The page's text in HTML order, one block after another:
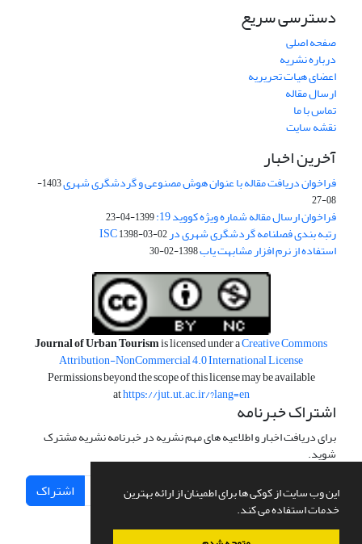
این وب سایت از کوکی ها برای اطمینان از ارائه بهترین
خدمات استفاده می کند.
دسترسی سریع
صفحه اصلی
درباره نشریه
اعضای هیات تحریریه
ارسال مقاله
تماس با ما
نقشه سایت
آخرین اخبار
فراخوان دریافت مقاله با عنوان هوش مصنوعی و گردشگری شهری
1403-
08-27
فراخوان ارسال مقاله شماره ویژه کووید 19: 1399-04-23
رتبه بندی فصلنامه گردشگری شهری در ISC1398-03-02
استفاده از نرم افزار مشابهت یاب1398-02-30
Journal of Urban Tourismis licensed under aCreative Commons
Attribution-NonCommercial 4.0 International License
Permissions beyond the scope of this license may be available
athttps://jut.ut.ac.ir/?lang=en
اشتراک خبرنامه
برای دریافت اخبار و اطلاعیه های مهم نشریه در خبرنامه نشریه مشترک
شوید.
اشتراک